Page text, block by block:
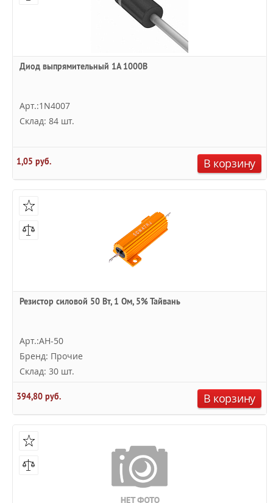
Диод выпрямительный 1А 1000В
Арт.:1N4007
Склад: 84 шт.
1,05 руб. В корзину
Резистор силовой 50 Вт, 1 Ом, 5% Тайвань
Арт.:AH-50
Бренд: Прочие
Склад: 30 шт.
394,80 руб. В корзину